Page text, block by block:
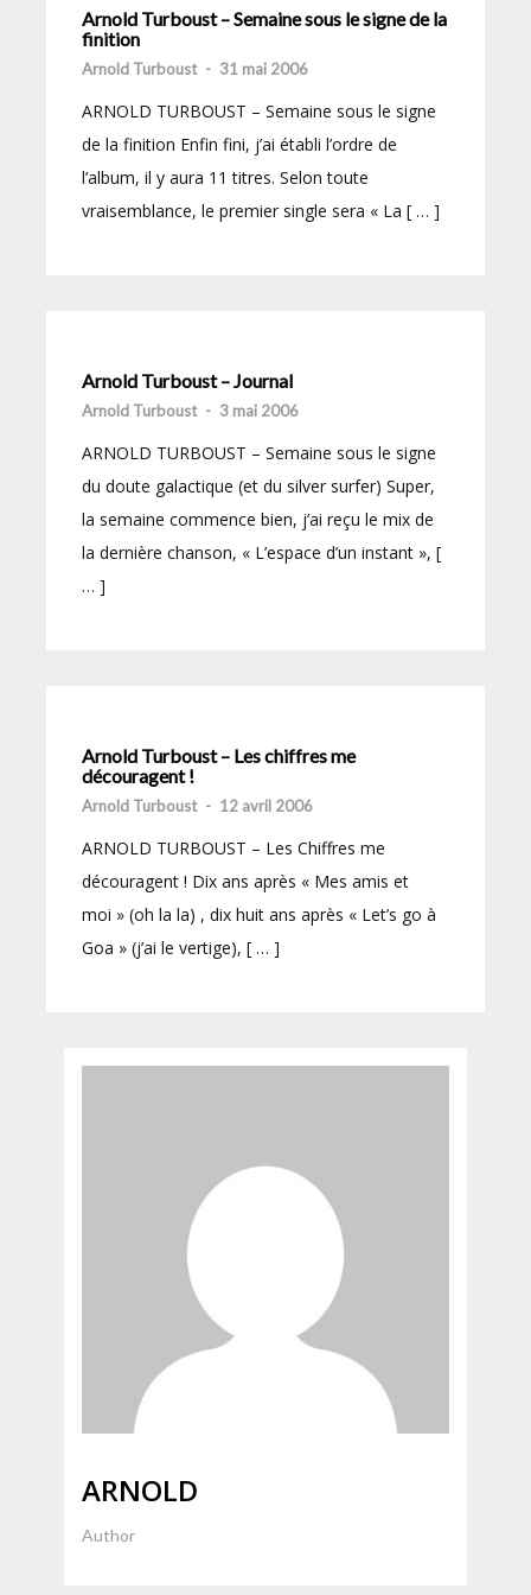
Arnold Turboust – Semaine sous le signe de la
finition
Arnold Turboust - 31 mai 2006
ARNOLD TURBOUST – Semaine sous le signe
de la finition Enfin fini, j’ai établi l’ordre de
l’album, il y aura 11 titres. Selon toute
vraisemblance, le premier single sera « La [ … ]
Arnold Turboust – Journal
Arnold Turboust - 3 mai 2006
ARNOLD TURBOUST – Semaine sous le signe
du doute galactique (et du silver surfer) Super,
la semaine commence bien, j’ai reçu le mix de
la dernière chanson, « L’espace d’un instant », [
… ]
Arnold Turboust – Les chiffres me
découragent !
Arnold Turboust - 12 avril 2006
ARNOLD TURBOUST – Les Chiffres me
découragent ! Dix ans après « Mes amis et
moi » (oh la la) , dix huit ans après « Let’s go à
Goa » (j’ai le vertige), [ … ]
ARNOLD
Author